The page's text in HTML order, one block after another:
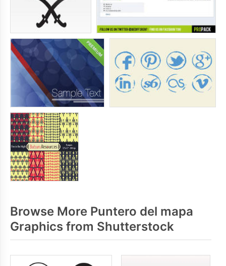
Browse More Puntero del mapa
Graphics from Shutterstock